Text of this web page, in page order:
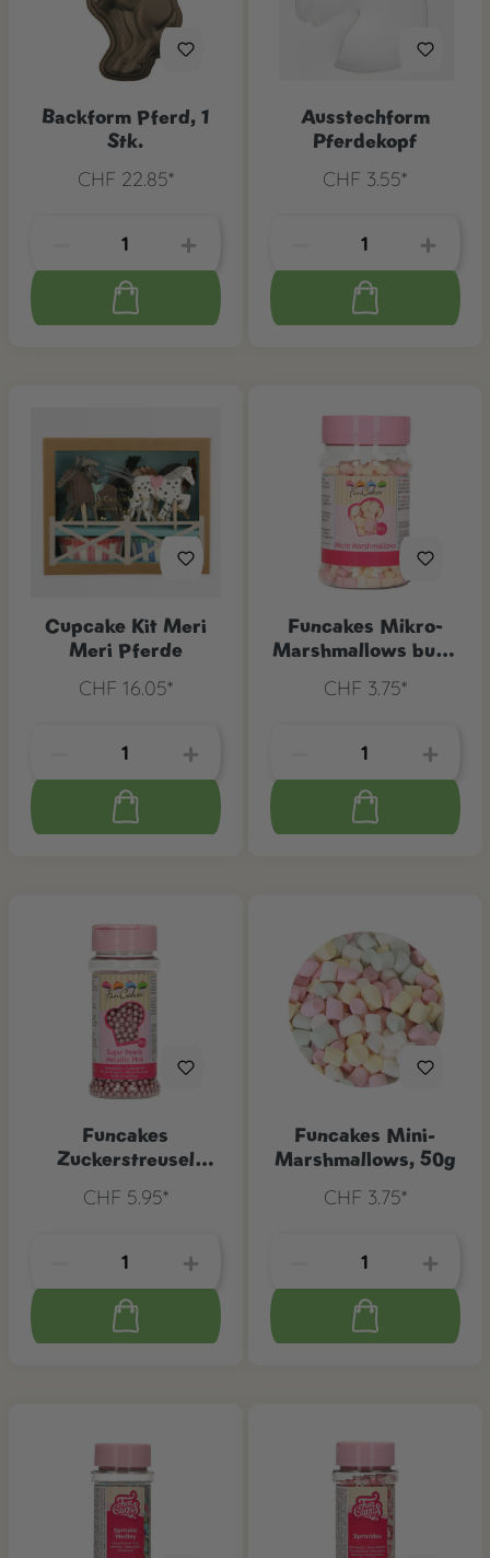
Backform Pferd, 1
Stk.
CHF 22.85*
Ausstechform
Pferdekopf
CHF 3.55*
Cupcake Kit Meri
Meri Pferde
CHF 16.05*
Funcakes Mikro-
Marshmallows bunt,
CHF 3.75*
Funcakes
Zuckerstreusel
80 g
CHF 5.95*
Funcakes Mini-
Marshmallows, 50g
CHF 3.75*